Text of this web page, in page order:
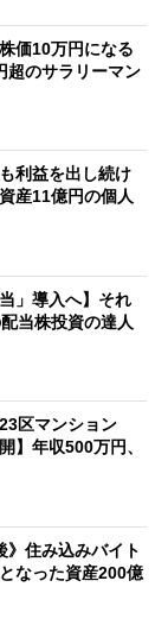
価10万円になる
超のサラリーマン
利益を出し続け
産11億円の個人
」導入へ】それ
当株投資の達人
区マンション
】年収500万円、
》住み込みバイト
なった資産200億